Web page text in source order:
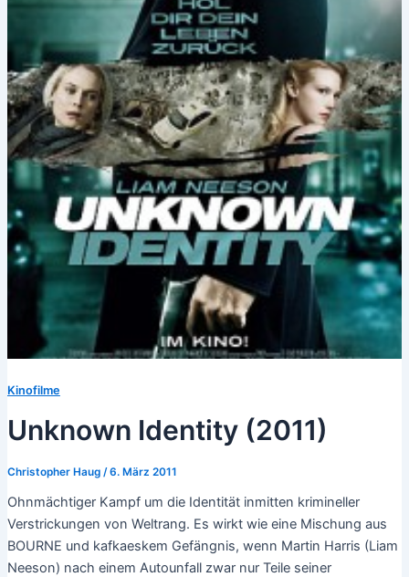
Kinofilme
Unknown Identity (2011)
Christopher Haug /6. März 2011
Ohnmächtiger Kampf um die Identität inmitten krimineller
Verstrickungen von Weltrang. Es wirkt wie eine Mischung aus
BOURNE und kafkaeskem Gefängnis, wenn Martin Harris (Liam
Neeson) nach einem Autounfall zwar nur Teile seiner